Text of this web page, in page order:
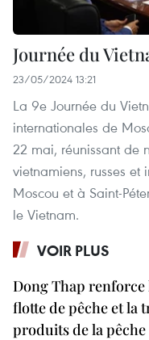
Journée du
23/05/2024 13:21
La 9e Journée du
internationales de
22 mai, réunissant de
vietnamiens, russes et
Moscou et à Saint-
le Vietnam.
VOIR PLUS
Dong Thap renforce
flotte de pêche et la
produits de la pêche